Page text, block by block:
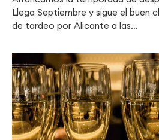
Llega Septiembre y sigue el buen
de tardeo por Alicante a las…